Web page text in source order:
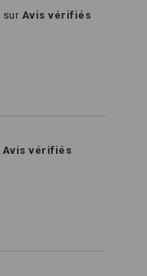
sur Avis vérifiés
Avis vérifiés